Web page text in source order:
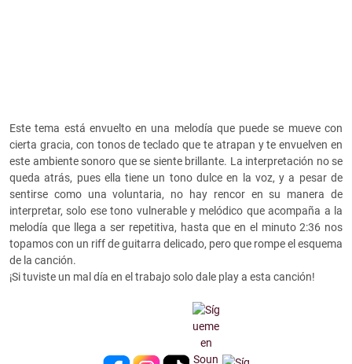
Este tema está envuelto en una melodía que puede se mueve con
cierta gracia, con tonos de teclado que te atrapan y te envuelven en
este ambiente sonoro que se siente brillante. La interpretación no se
queda atrás, pues ella tiene un tono dulce en la voz, y a pesar de
sentirse como una voluntaria, no hay rencor en su manera de
interpretar, solo ese tono vulnerable y melódico que acompaña a la
melodía que llega a ser repetitiva, hasta que en el minuto 2:36 nos
topamos con un riff de guitarra delicado, pero que rompe el esquema
de la canción.
¡Si tuviste un mal día en el trabajo solo dale play a esta canción!